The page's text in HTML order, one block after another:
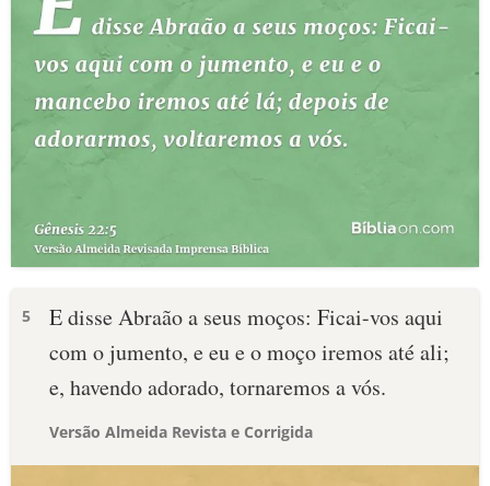
5
E disse Abraão a seus moços: Ficai-vos aqui
com o jumento, e eu e o moço iremos até ali;
e, havendo adorado, tornaremos a vós.
Versão Almeida Revista e Corrigida